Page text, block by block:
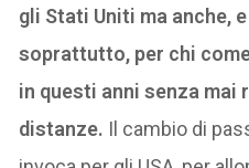
gli Stati Uniti ma anche,
soprattutto, per chi
in questi anni senza
distanze. Il cambio di